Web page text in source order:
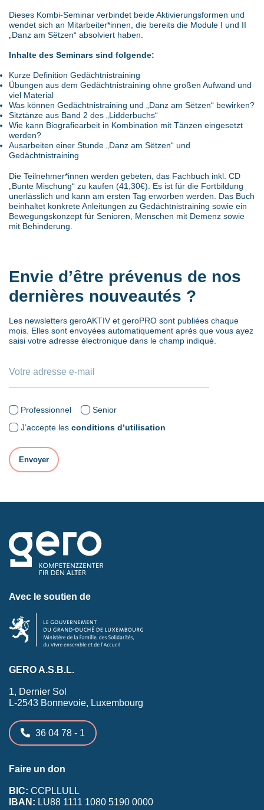
Dieses Kombi-Seminar verbindet beide Aktivierungsformen und
wendet sich an Mitarbeiter*innen, die bereits die Module I und II
„Danz am Sëtzen“ absolviert haben.
Inhalte des Seminars sind folgende:
Kurze Definition Gedächtnistraining
Übungen aus dem Gedächtnistraining ohne großen Aufwand und
viel Material
Was können Gedächtnistraining und „Danz am Sëtzen“ bewirken?
Sitztänze aus Band 2 des „Lidderbuchs“
Wie kann Biografiearbeit in Kombination mit Tänzen eingesetzt
werden?
Ausarbeiten einer Stunde „Danz am Sëtzen“ und
Gedächtnistraining
Die Teilnehmer*innen werden gebeten, das Fachbuch inkl. CD
„Bunte Mischung“ zu kaufen (41,30€). Es ist für die Fortbildung
unerlässlich und kann am ersten Tag erworben werden. Das Buch
beinhaltet konkrete Anleitungen zu Gedächtnistraining sowie ein
Bewegungskonzept für Senioren, Menschen mit Demenz sowie
mit Behinderung.
Envie d’être prévenus de nos
dernières nouveautés ?
Les newsletters geroAKTIV et geroPRO sont publiées chaque
mois. Elles sont envoyées automatiquement après que vous ayez
saisi votre adresse électronique dans le champ indiqué.
Professionnel
Senior
J’accepte les conditions d’utilisation
Avec le soutien de
GERO A.S.B.L.
1, Dernier Sol
L-2543 Bonnevoie, Luxembourg
36 04 78 - 1
Faire un don
BIC: CCPLLULL
IBAN: LU88 1111 1080 5190 0000